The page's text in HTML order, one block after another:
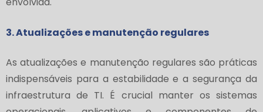
3. Atualizações e manutenção regulares
As atualizações e manutenção regulares são práticas
indispensáveis para a estabilidade e a segurança da
infraestrutura de TI. É crucial manter os sistemas